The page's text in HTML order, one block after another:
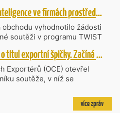
dosavadní
a CzechInvest.
partnera pro rozvoj od
MPO posílí využití umělé inteligence ve firmách prostřednictvím 40 projektů z programu TWIST
vyhodnotilo žádosti
soutěži v programu TWIST
a Inovace pro Strategické
podáno 318 návrhů
o celkovém objemu 4,27
Kč bude podpořeno čtyřicet
zaměřených na
a její aplikace do
vývoje nových produktů na
České firmy se opět utkají o titul exportní špičky. Začíná další ročník Ocenění Českých Exportérů
Exportérů (OCE) otevřel
soutěže, v níž se
podporuje a oceňuje
své produkty avíce zpráv